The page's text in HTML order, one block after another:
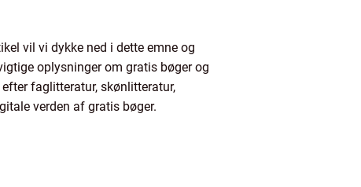
vil vi dykke ned i dette emne og
oplysninger om gratis bøger og
faglitteratur, skønlitteratur,
verden af gratis bøger.